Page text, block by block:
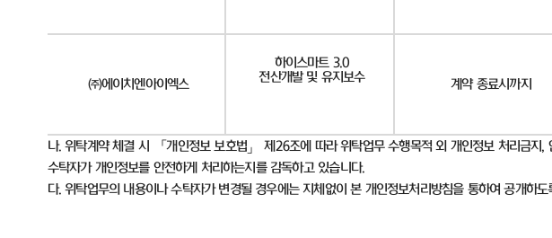
㈜에이치엔아이엑스
하이스마트 3.0
전산개발 및 유지보수
계약 종료시까지
나.위탁계약 체결 시 「개인정보 보호법」 제 26조에 따라 위탁업무 수행목적 외 개인정보 처리금지 ,
수탁자가 개인정보를 안전하게 처리하는지를 감독하고 있습니다.
다.위탁업무의 내용이나 수탁자가 변경될 경우에는 지체없이 본 개인정보처리방침을 통하여 공개하도